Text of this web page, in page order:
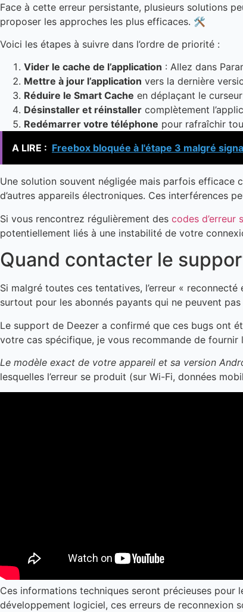
Face à cette erreur persistante, plusieurs solutions
proposer les approches les plus efficaces. 🛠️
Voici les étapes à suivre dans l’ordre de priorité :
Vider le cache de l’application : Allez dans
Mettre à jour l’application vers la dernière
Réduire le Smart Cache en déplaçant le
Désinstaller et réinstaller complètement
Redémarrer votre téléphone pour rafraîchir
A LIRE : Freebox bloquée à l'étape 3 malgré
Une solution souvent négligée mais parfois efficace
d’autres appareils électroniques. Ces interférences
Si vous rencontrez régulièrement des codes d’erreur
potentiellement liés à une instabilité de votre
Quand contacter le
Si malgré toutes ces tentatives, l’erreur «
surtout pour les abonnés payants qui ne peuvent
Le support de Deezer a confirmé que ces bugs ont
votre cas spécifique, je vous recommande de
Le modèle exact de votre appareil et sa version
lesquelles l’erreur se produit (sur Wi-Fi, données
Ces informations techniques seront précieuses pour
développement logiciel, ces erreurs de reconnexion